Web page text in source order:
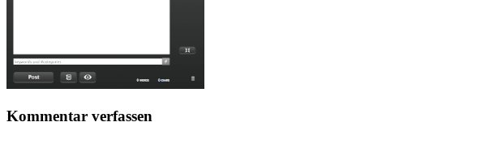
Kommentar verfassen